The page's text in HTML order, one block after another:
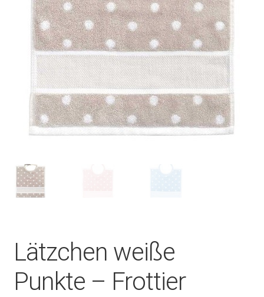
Lätzchen weiße
Punkte – Frottier